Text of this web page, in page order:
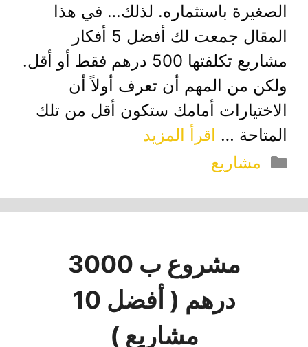
الصغيرة باستثماره. لذلك… في هذا
المقال جمعت لك أفضل 5 أفكار
مشاريع تكلفتها 500 درهم فقط أو أقل.
ولكن من المهم أن تعرف أولاً أن
الاختيارات أمامك ستكون أقل من تلك
المتاحة … اقرأ المزيد
التصنيفات
مشاريع
مشروع ب 3000
درهم ( أفضل 10
مشاريع )